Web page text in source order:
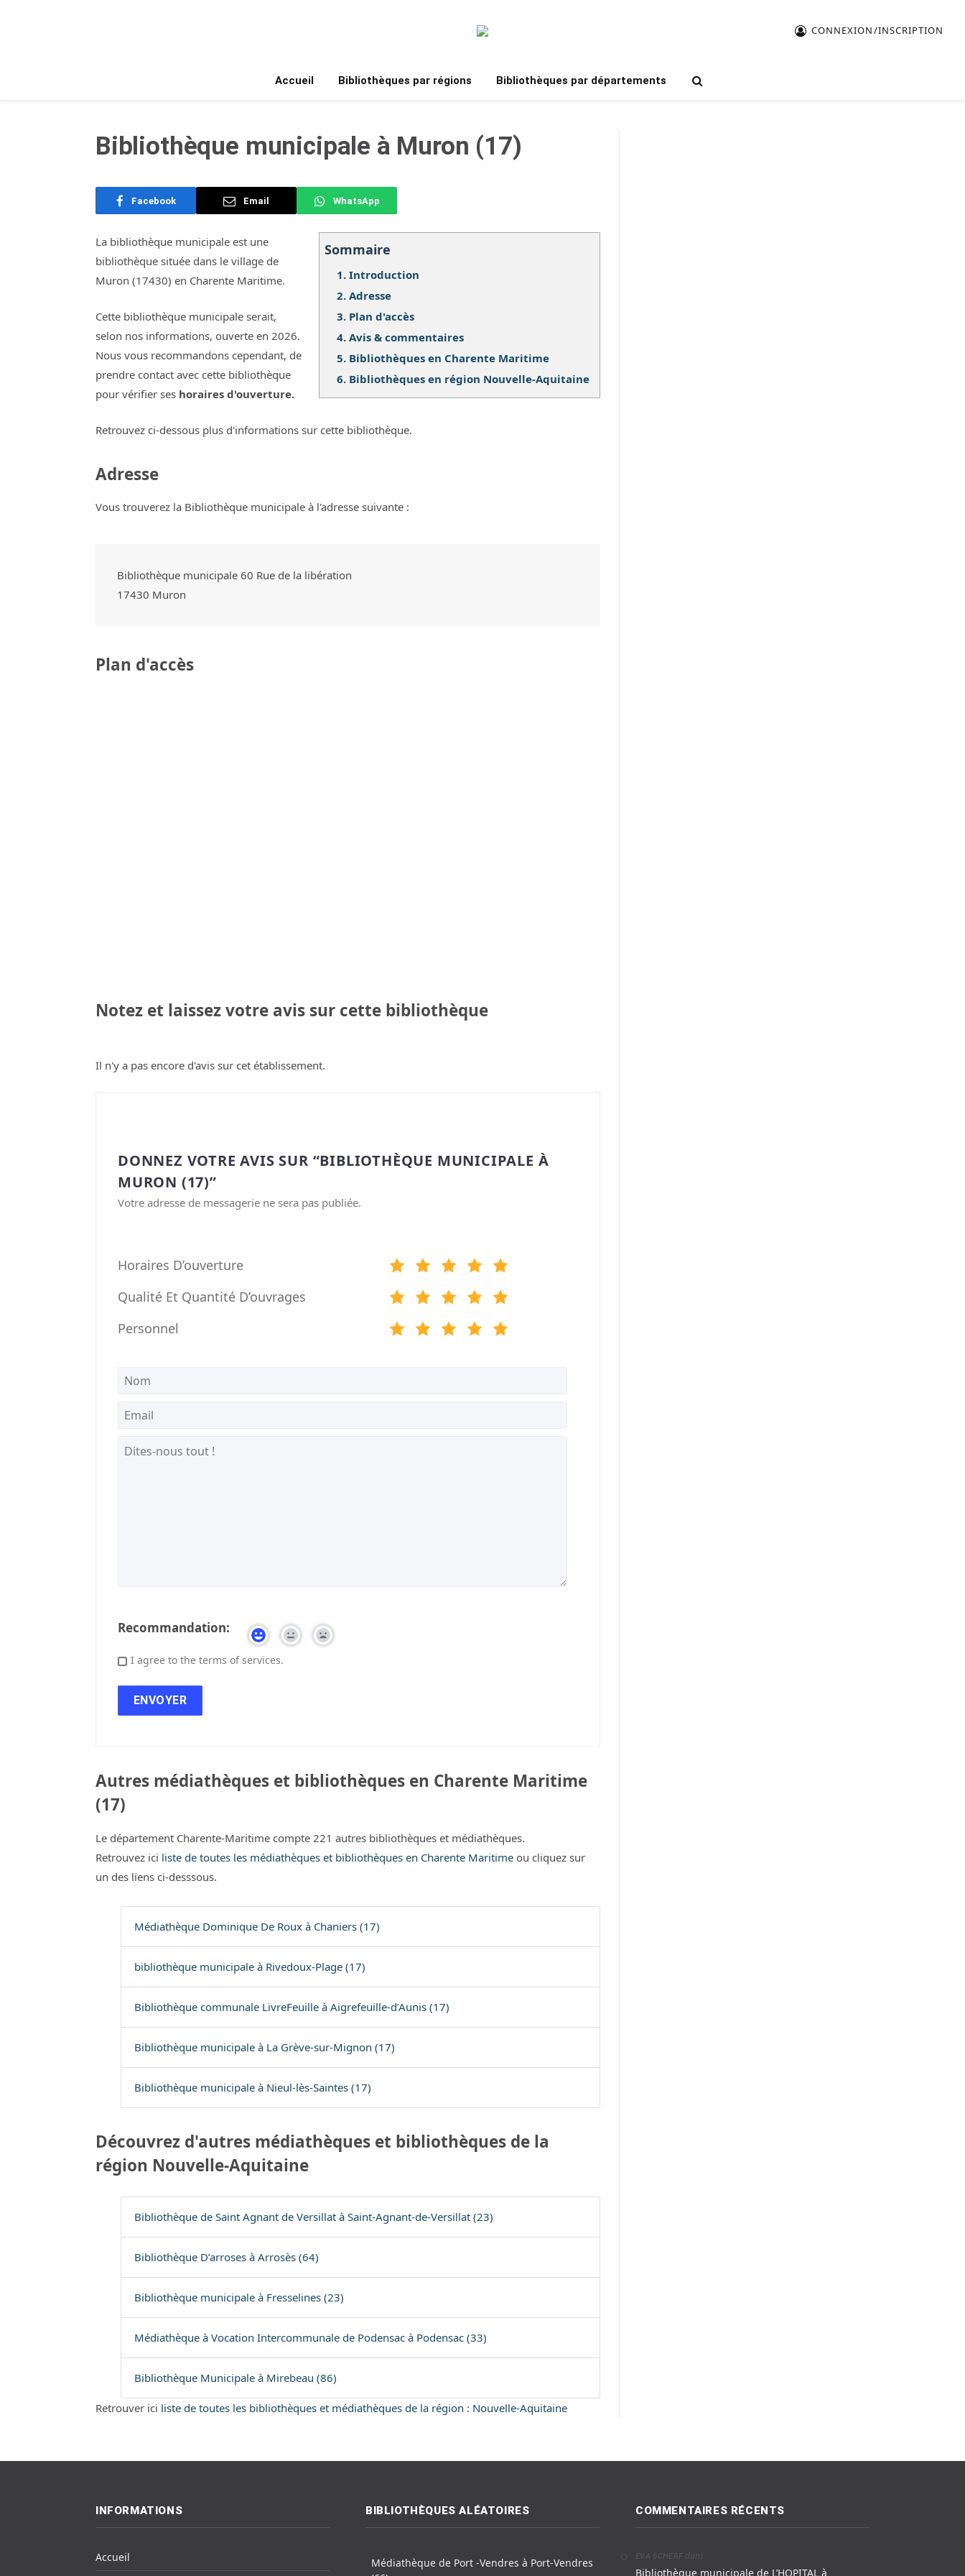
CONNEXION/INSCRIPTION
Accueil Bibliothèques par régions Bibliothèques par départements
Bibliothèque municipale à Muron (17)
Facebook Email WhatsApp
Sommaire
1. Introduction
2. Adresse
3. Plan d'accès
4. Avis & commentaires
5. Bibliothèques en Charente Maritime
6. Bibliothèques en région Nouvelle-Aquitaine
La bibliothèque municipale est une
bibliothèque située dans le village de
Muron (17430) en Charente Maritime.
Cette bibliothèque municipale serait,
selon nos informations, ouverte en 2026.
Nous vous recommandons cependant, de
prendre contact avec cette bibliothèque
pour vérifier ses horaires d'ouverture.
Retrouvez ci-dessous plus d'informations sur cette bibliothèque.
Adresse
Vous trouverez la Bibliothèque municipale à l'adresse suivante :
Bibliothèque municipale 60 Rue de la libération
17430 Muron
Plan d'accès
Notez et laissez votre avis sur cette bibliothèque
Il n'y a pas encore d'avis sur cet établissement.
DONNEZ VOTRE AVIS SUR “BIBLIOTHÈQUE MUNICIPALE À
MURON (17)”
Votre adresse de messagerie ne sera pas publiée.
Horaires D’ouverture
Qualité Et Quantité D’ouvrages
Personnel
Recommandation:
I agree to the terms of services.
Autres médiathèques et bibliothèques en Charente Maritime
(17)
Le département Charente-Maritime compte 221 autres bibliothèques et médiathèques.
Retrouvez ici liste de toutes les médiathèques et bibliothèques en Charente Maritime ou cliquez sur
un des liens ci-desssous.
Médiathèque Dominique De Roux à Chaniers (17)
bibliothèque municipale à Rivedoux-Plage (17)
Bibliothèque communale LivreFeuille à Aigrefeuille-d’Aunis (17)
Bibliothèque municipale à La Grève-sur-Mignon (17)
Bibliothèque municipale à Nieul-lès-Saintes (17)
Découvrez d'autres médiathèques et bibliothèques de la
région Nouvelle-Aquitaine
Bibliothèque de Saint Agnant de Versillat à Saint-Agnant-de-Versillat (23)
Bibliothèque D’arroses à Arrosès (64)
Bibliothèque municipale à Fresselines (23)
Médiathèque à Vocation Intercommunale de Podensac à Podensac (33)
Bibliothèque Municipale à Mirebeau (86)
Retrouver ici liste de toutes les bibliothèques et médiathèques de la région : Nouvelle-Aquitaine
INFORMATIONS
Accueil
BIBLIOTHÈQUES ALÉATOIRES
Médiathèque de Port -Vendres à Port-Vendres
COMMENTAIRES RÉCENTS
EVA SCHERF dans
Bibliothèque municipale de L’HOPITAL à